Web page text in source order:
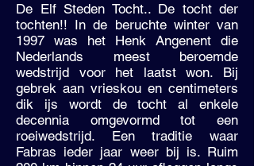
De Elf Steden Tocht.. De tocht der
tochten!! In de beruchte winter van
1997 was het Henk Angenent die
Nederlands meest beroemde
wedstrijd voor het laatst won. Bij
gebrek aan vrieskou en centimeters
dik ijs wordt de tocht al enkele
decennia omgevormd tot een
roeiwedstrijd. Een traditie waar
Fabras ieder jaar weer bij is. Ruim